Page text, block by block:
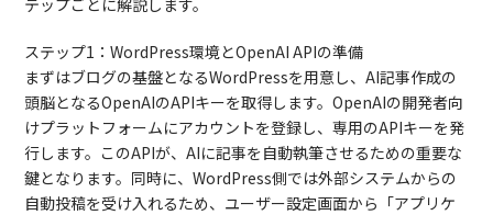
ステップ1：WordPress環境とOpenAI APIの準備
まずはブログの基盤となるWordPressを用意し、AI記事作成の
頭脳となるOpenAIのAPIキーを取得します。OpenAIの開発者向
けプラットフォームにアカウントを登録し、専用のAPIキーを発
行します。このAPIが、AIに記事を自動執筆させるための重要な
鍵となります。同時に、WordPress側では外部システムからの
自動投稿を受け入れるため、ユーザー設定画面から「アプリケ